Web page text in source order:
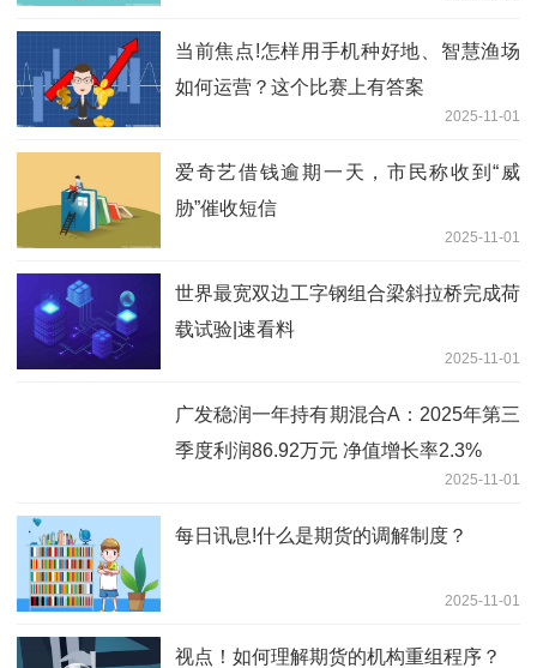
当前焦点!怎样用手机种好地、智慧渔场
如何运营？这个比赛上有答案
2025-11-01
爱奇艺借钱逾期一天，市民称收到“威
胁”催收短信
2025-11-01
世界最宽双边工字钢组合梁斜拉桥完成荷
载试验|速看料
2025-11-01
广发稳润一年持有期混合A：2025年第三
季度利润86.92万元 净值增长率2.3%
2025-11-01
每日讯息!什么是期货的调解制度？
2025-11-01
视点！如何理解期货的机构重组程序？